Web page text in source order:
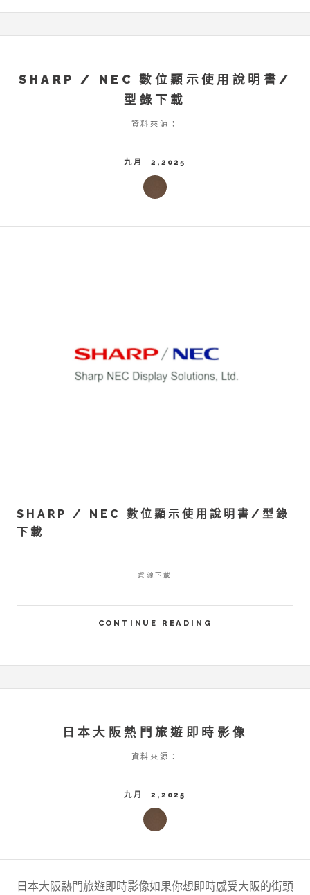
SHARP / NEC 數位顯示使用說明書/
型錄下載
資料來源：
九月 2,2025
SHARP / NEC 數位顯示使用說明書/型錄
下載
CONTINUE READING
資源下載
日本大阪熱門旅遊即時影像
資料來源：
九月 2,2025
日本大阪熱門旅遊即時影像如果你想即時感受大阪的街頭